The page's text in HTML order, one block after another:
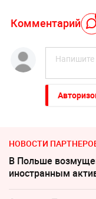
Комментарий
НОВОСТИ
В Польше
иностранным